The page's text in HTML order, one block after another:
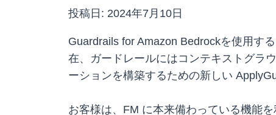
投稿日: 2024年7月10日
Guardrails for Amazon Bedrockを使用す
在、ガードレールにはコンテキストグラ
ーションを構築するための新しい
お客様は、FM に本来備わっている機能